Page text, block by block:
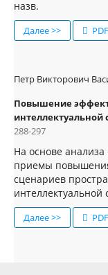
назв.
Далее >> PDF
Петр Викторович
Повышение
288-297
На основе
приемы
сценариев
Далее >> PDF